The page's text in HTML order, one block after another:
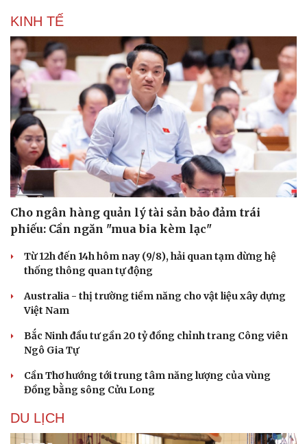
KINH TẾ
Cho ngân hàng quản lý tài sản bảo đảm trái
phiếu: Cần ngăn "mua bia kèm lạc"
Từ 12h đến 14h hôm nay (9/8), hải quan tạm dừng hệ
thống thông quan tự động
Australia - thị trường tiềm năng cho vật liệu xây dựng
Việt Nam
Bắc Ninh đầu tư gần 20 tỷ đồng chỉnh trang Công viên
Ngô Gia Tự
Cần Thơ hướng tới trung tâm năng lượng của vùng
Đồng bằng sông Cửu Long
DU LỊCH